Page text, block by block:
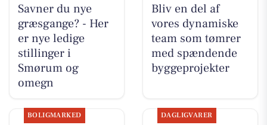
Savner du nye
græsgange? - Her
er nye ledige
stillinger i
Smørum og
omegn
Bliv en del af
vores dynamiske
team som tømrer
med spændende
byggeprojekter
BOLIGMARKED DAGLIGVARER